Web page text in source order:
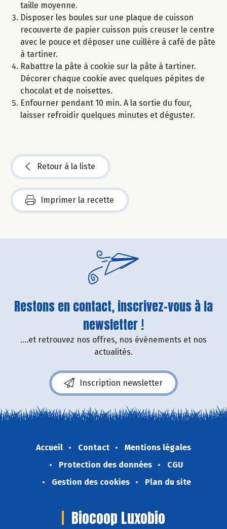
taille moyenne.
Disposer les boules sur une plaque de cuisson
recouverte de papier cuisson puis creuser le centre
avec le pouce et déposer une cuillère à café de pâte
à tartiner.
Rabattre la pâte à cookie sur la pâte à tartiner.
Décorer chaque cookie avec quelques pépites de
chocolat et de noisettes.
Enfourner pendant 10 min. A la sortie du four,
laisser refroidir quelques minutes et déguster.
Retour à la liste
Imprimer la recette
Restons en contact, inscrivez-vous à la
newsletter !
....et retrouvez nos offres, nos événements et nos
actualités.
Inscription newsletter
Accueil Contact
Mentions légales
Protection des données
CGU
Gestion des cookies
Plan du site
Biocoop Luxobio